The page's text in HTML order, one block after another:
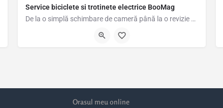
Service biciclete si trotinete electrice BooMag
De la o simplă schimbare de cameră până la o revizie completă a bicicletei sau trotinetei electrice, la noi…
Orasul meu online